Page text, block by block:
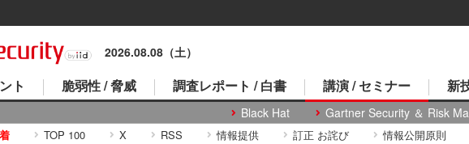
2026.08.08（土）
ト 脆弱性 / 脅威 調査レポート / 白書 講演 / セミナー
Black Hat Gartner Security ＆ Risk
新
TOP 100 X RSS 情報提供 訂正 お詫び 情報公開原則